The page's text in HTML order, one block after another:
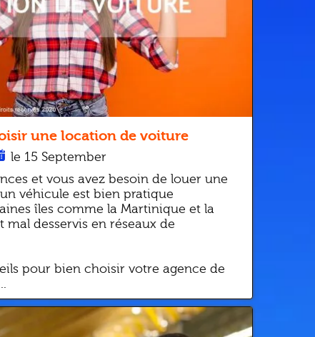
une location de voiture
le 15 September
et vous avez besoin de louer une
véhicule est bien pratique
îles comme la Martinique et la
desservis en réseaux de
pour bien choisir votre agence de